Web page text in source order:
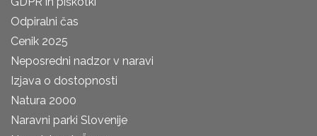
Odpiralni čas
Cenik 2025
Neposredni nadzor v naravi
Izjava o dostopnosti
Natura 2000
Naravni parki Slovenije